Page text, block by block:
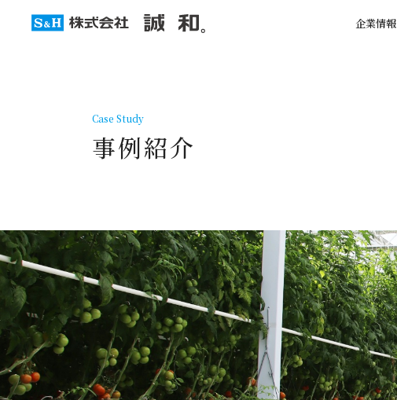
企業情報
Case Study
事例紹介